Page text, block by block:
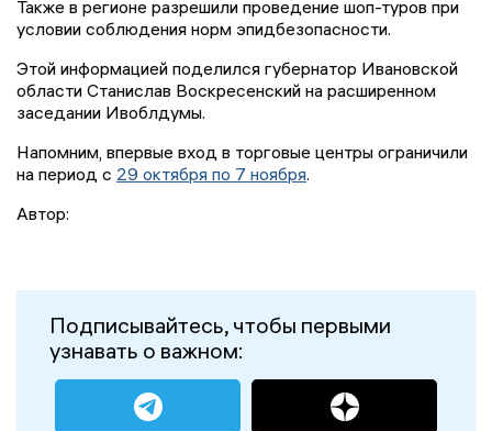
Также в регионе разрешили проведение шоп-туров при
условии соблюдения норм эпидбезопасности.
Этой информацией поделился губернатор Ивановской
области Станислав Воскресенский на расширенном
заседании Ивоблдумы.
Напомним, впервые вход в торговые центры ограничили
на период с 29 октября по 7 ноября.
Автор:
Подписывайтесь, чтобы первыми
узнавать о важном: